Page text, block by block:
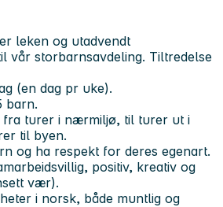
leken og utadvendt
vår storbarnsavdeling. Tiltredelse
(en dag pr uke).
barn.
fra turer i nærmiljø, til turer ut i
til byen.
og ha respekt for deres egenart.
positiv, kreativ og
vær).
i norsk, både muntlig og